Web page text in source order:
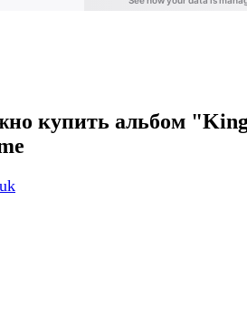
купить альбом